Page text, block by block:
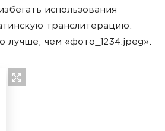
использования
транслитерацию.
лучше, чем «фото_1234.jpeg».